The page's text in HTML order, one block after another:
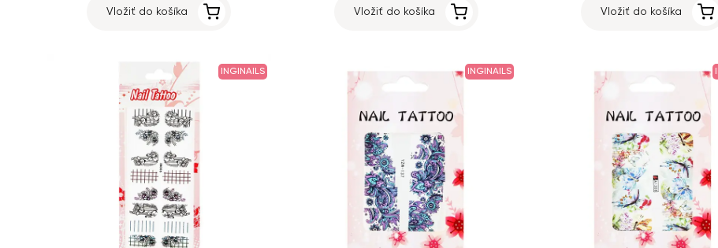
Vložiť do košíka Vložiť do košíka Vložiť do košíka
INGINAILS INGINAILS